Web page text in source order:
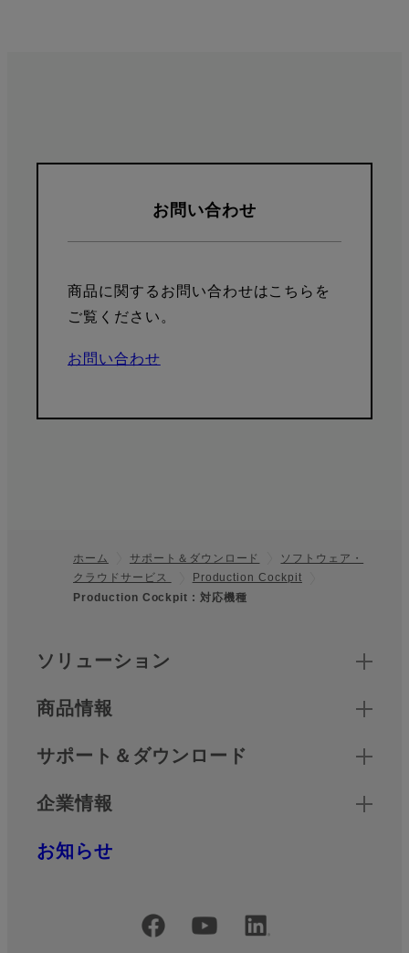
お問い合わせ
商品に関するお問い合わせはこちらを
ご覧ください。
お問い合わせ
フッター
ホーム サポート＆ダウンロード
ソフトウェア・
クラウドサービス
Production Cockpit
Production Cockpit : 対応機種
クイックリンク
ソリューション
商品情報
サポート＆ダウンロード
企業情報
お知らせ
公式SNSアカウント